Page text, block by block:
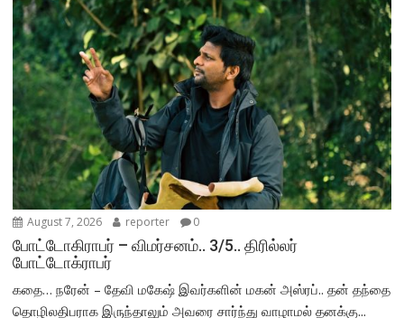
August 7, 2026 reporter 0
போட்டோகிராபர் – விமர்சனம்.. 3/5.. திரில்லர்
போட்டோக்ராபர்
கதை… நரேன் – தேவி மகேஷ் இவர்களின் மகன் அஸ்ரப்.. தன் தந்தை
தொழிலதிபராக இருந்தாலும் அவரை சார்ந்து வாழாமல் தனக்கு...